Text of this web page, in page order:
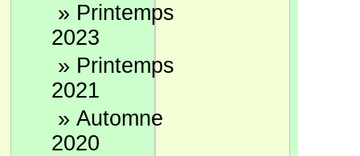
» Printemps
2023
» Printemps
2021
» Automne
2020